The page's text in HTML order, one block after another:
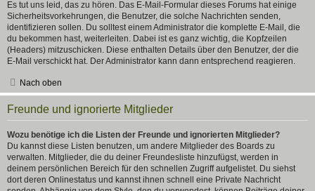
Es tut uns leid, das zu hören. Das E-Mail-Formular dieses Forums hat einige
Sicherheitsvorkehrungen, die Benutzer, die solche Nachrichten senden,
identifizieren sollen. Du solltest einem Administrator die komplette E-Mail, die
du bekommen hast, weiterleiten. Dabei ist es ganz wichtig, die Kopfzeilen
(Headers) mitzuschicken. Diese enthalten Details über den Benutzer, der die
E-Mail verschickt hat. Der Administrator kann dann entsprechend reagieren.
Nach oben
Freunde und ignorierte Mitglieder
Wozu benötige ich die Listen der Freunde und ignorierten Mitglieder?
Du kannst diese Listen benutzen, um andere Mitglieder des Boards zu
verwalten. Mitglieder, die du deiner Freundesliste hinzufügst, werden in
deinem persönlichen Bereich für den schnellen Zugriff aufgelistet. Du siehst
dort deren Onlinestatus und kannst ihnen schnell eine Private Nachricht